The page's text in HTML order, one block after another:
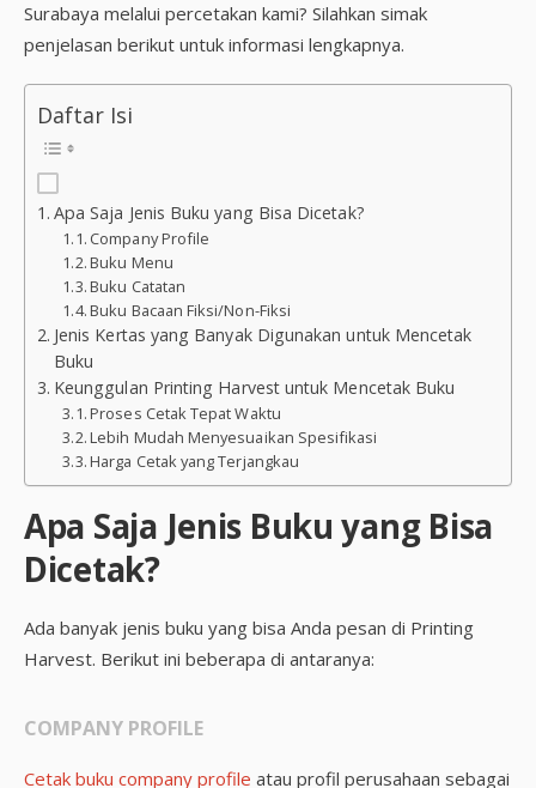
Surabaya melalui percetakan kami? Silahkan simak
penjelasan berikut untuk informasi lengkapnya.
Daftar Isi
Apa Saja Jenis Buku yang Bisa Dicetak?
Company Profile
Buku Menu
Buku Catatan
Buku Bacaan Fiksi/Non-Fiksi
Jenis Kertas yang Banyak Digunakan untuk Mencetak
Buku
Keunggulan Printing Harvest untuk Mencetak Buku
Proses Cetak Tepat Waktu
Lebih Mudah Menyesuaikan Spesifikasi
Harga Cetak yang Terjangkau
Apa Saja Jenis Buku yang Bisa
Dicetak?
Ada banyak jenis buku yang bisa Anda pesan di Printing
Harvest. Berikut ini beberapa di antaranya:
COMPANY PROFILE
Cetak buku company profile atau profil perusahaan sebagai